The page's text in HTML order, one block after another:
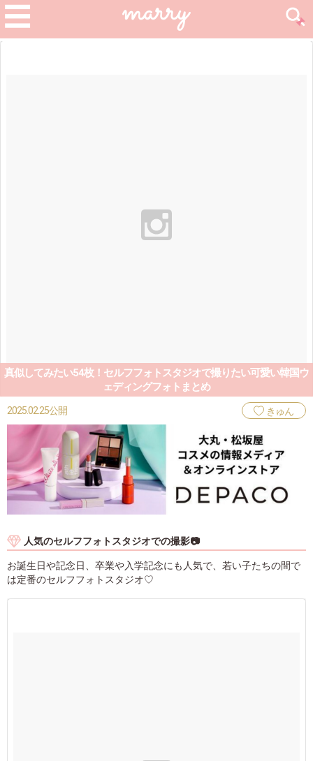
真似してみたい54枚！セルフフォトスタジオで撮りたい可愛い韓国ウ
ェディングフォトまとめ
2025.02.25公開 きゅん
人気のセルフフォトスタジオでの撮影📷
お誕生日や記念日、卒業や入学記念にも人気で、若い子たちの間で
は定番のセルフフォトスタジオ♡